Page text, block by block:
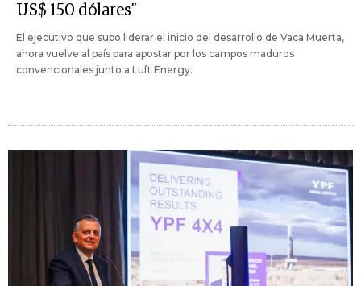
US$ 150 dólares”
El ejecutivo que supo liderar el inicio del desarrollo de Vaca Muerta,
ahora vuelve al país para apostar por los campos maduros
convencionales junto a Luft Energy.